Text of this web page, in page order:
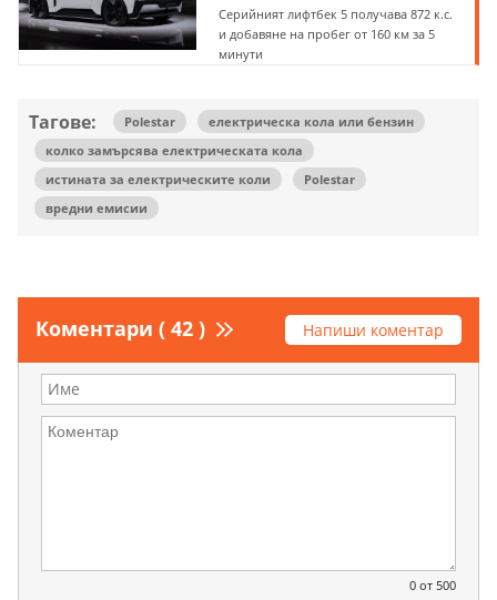
Серийният лифтбек 5 получава 872 к.с.
и добавяне на пробег от 160 км за 5
минути
Тагове: Polestar
електрическа кола или бензин
колко замърсява електрическата кола
истината за електрическите коли
Polestar
вредни емисии
Коментари ( 42 ) Напиши коментар
0 от 500